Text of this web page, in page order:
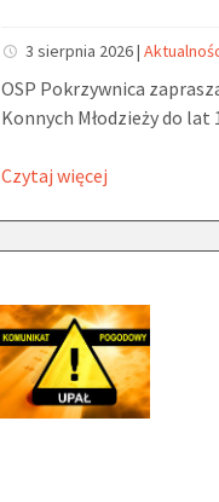
3 sierpnia 2026|
OSP Pokrzywnica
Konnych Młodzieży do lat
Czytaj więcej